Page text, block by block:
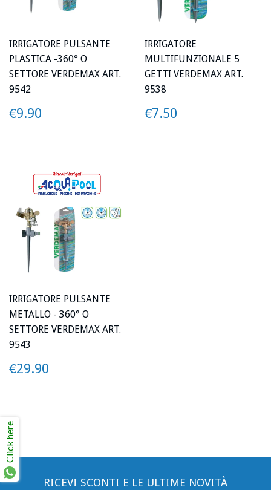
IRRIGATORE PULSANTE
PLASTICA -360° O
SETTORE VERDEMAX ART.
9542
PREZZO
€9.90
IRRIGATORE
MULTIFUNZIONALE 5
GETTI VERDEMAX ART.
9538
PREZZO
€7.50
IRRIGATORE PULSANTE
METALLO - 360° O
SETTORE VERDEMAX ART.
9543
PREZZO
€29.90
RICEVI SCONTI E LE ULTIME NOVITÀ
Click here